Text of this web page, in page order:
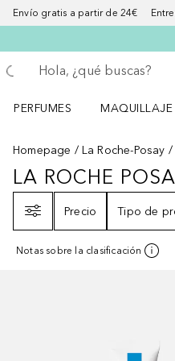
Envío gratis a partir de 24€
Regresar
Ejecutar búsqueda
PERFUMES
MAQUILLAJE
Homepage
La Roche-Posay
LA ROCHE
LA ROCHE
Precio
Tipo de
Notas sobre la clasificación